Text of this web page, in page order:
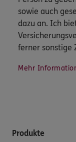
sowie auch
dazu an. Ich
ferner sonstige
Mehr
Produkte